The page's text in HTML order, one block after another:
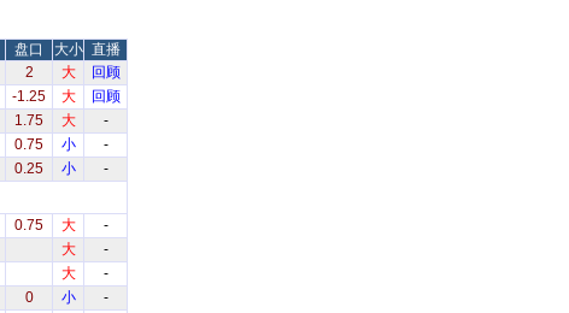
盘口 大小 直播
2 大
回顾
-1.25 大
回顾
1.75 大
-
0.75 小
-
0.25 小 -
0.75 大
-
大
-
大
-
0 小
-